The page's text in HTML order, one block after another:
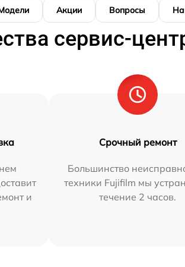
Акции Вопросы
сервис-
и
Срочный ремонт
Большинство
техники Fujifilm мы
течение 2 часов.